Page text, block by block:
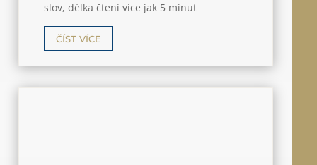
slov, délka čtení více jak 5 minut
ČÍST VÍCE